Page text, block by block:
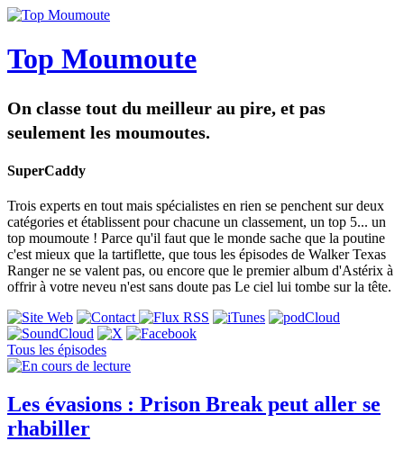
Top Moumoute
On classe tout du meilleur au pire, et pas
seulement les moumoutes.
SuperCaddy
Trois experts en tout mais spécialistes en rien se penchent sur deux
catégories et établissent pour chacune un classement, un top 5... un
top moumoute ! Parce qu'il faut que le monde sache que la poutine
c'est mieux que la tartiflette, que tous les épisodes de Walker Texas
Ranger ne se valent pas, ou encore que le premier album d'Astérix à
offrir à votre neveu n'est sans doute pas Le ciel lui tombe sur la tête.
Tous les épisodes
Les évasions : Prison Break peut aller se
rhabiller